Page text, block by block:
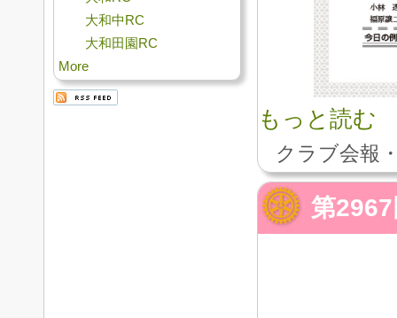
もっと読む
クラブ会報
第
大和中RC
大和田園RC
More